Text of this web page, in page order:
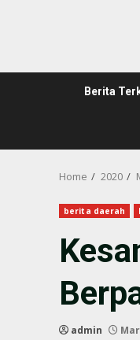
Berita
Home 2020
berita daerah
admin